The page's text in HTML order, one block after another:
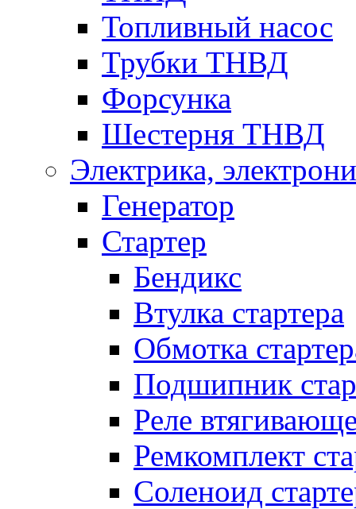
Топливный насос
Трубки ТНВД
Форсунка
Шестерня ТНВД
Электрика,
Генератор
Стартер
Бендикс
Втулка стартера
Обмотка
Подшипник
Реле
Ремкомплект
Соленоид